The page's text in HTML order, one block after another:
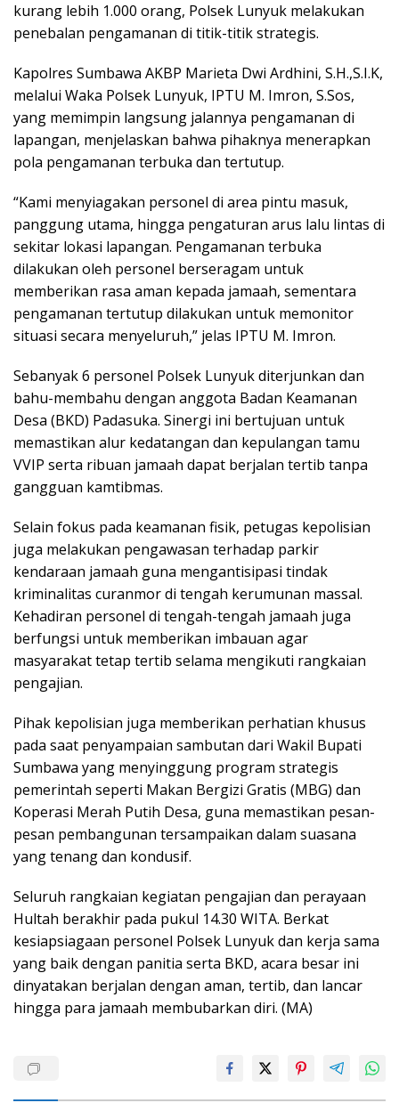
kurang lebih 1.000 orang, Polsek Lunyuk melakukan
penebalan pengamanan di titik-titik strategis.
Kapolres Sumbawa AKBP Marieta Dwi Ardhini, S.H.,S.I.K,
melalui Waka Polsek Lunyuk, IPTU M. Imron, S.Sos,
yang memimpin langsung jalannya pengamanan di
lapangan, menjelaskan bahwa pihaknya menerapkan
pola pengamanan terbuka dan tertutup.
“Kami menyiagakan personel di area pintu masuk,
panggung utama, hingga pengaturan arus lalu lintas di
sekitar lokasi lapangan. Pengamanan terbuka
dilakukan oleh personel berseragam untuk
memberikan rasa aman kepada jamaah, sementara
pengamanan tertutup dilakukan untuk memonitor
situasi secara menyeluruh,” jelas IPTU M. Imron.
Sebanyak 6 personel Polsek Lunyuk diterjunkan dan
bahu-membahu dengan anggota Badan Keamanan
Desa (BKD) Padasuka. Sinergi ini bertujuan untuk
memastikan alur kedatangan dan kepulangan tamu
VVIP serta ribuan jamaah dapat berjalan tertib tanpa
gangguan kamtibmas.
Selain fokus pada keamanan fisik, petugas kepolisian
juga melakukan pengawasan terhadap parkir
kendaraan jamaah guna mengantisipasi tindak
kriminalitas curanmor di tengah kerumunan massal.
Kehadiran personel di tengah-tengah jamaah juga
berfungsi untuk memberikan imbauan agar
masyarakat tetap tertib selama mengikuti rangkaian
pengajian.
Pihak kepolisian juga memberikan perhatian khusus
pada saat penyampaian sambutan dari Wakil Bupati
Sumbawa yang menyinggung program strategis
pemerintah seperti Makan Bergizi Gratis (MBG) dan
Koperasi Merah Putih Desa, guna memastikan pesan-
pesan pembangunan tersampaikan dalam suasana
yang tenang dan kondusif.
Seluruh rangkaian kegiatan pengajian dan perayaan
Hultah berakhir pada pukul 14.30 WITA. Berkat
kesiapsiagaan personel Polsek Lunyuk dan kerja sama
yang baik dengan panitia serta BKD, acara besar ini
dinyatakan berjalan dengan aman, tertib, dan lancar
hingga para jamaah membubarkan diri. (MA)